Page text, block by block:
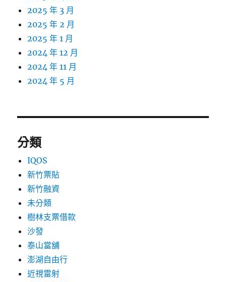
2025 年 3 月
2025 年 2 月
2025 年 1 月
2024 年 12 月
2024 年 11 月
2024 年 5 月
分類
IQOS
新竹票貼
新竹融資
未分類
樹林支票借款
沙發
泰山當舖
澎湖自由行
近視雷射